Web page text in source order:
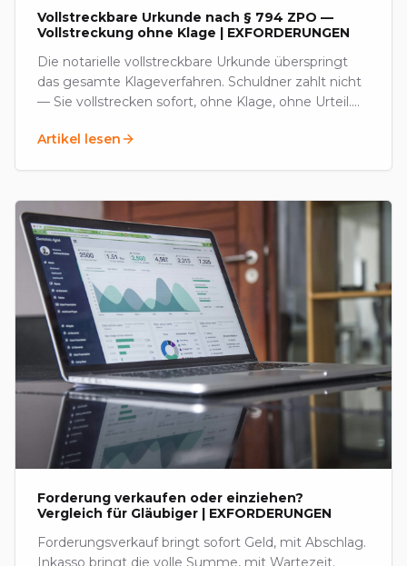
Vollstreckbare Urkunde nach § 794 ZPO —
Vollstreckung ohne Klage | EXFORDERUNGEN
Die notarielle vollstreckbare Urkunde überspringt
das gesamte Klageverfahren. Schuldner zahlt nicht
— Sie vollstrecken sofort, ohne Klage, ohne Urteil.
Artikel lesen
Forderung verkaufen oder einziehen?
Vergleich für Gläubiger | EXFORDERUNGEN
Forderungsverkauf bringt sofort Geld, mit Abschlag.
Inkasso bringt die volle Summe, mit Wartezeit.